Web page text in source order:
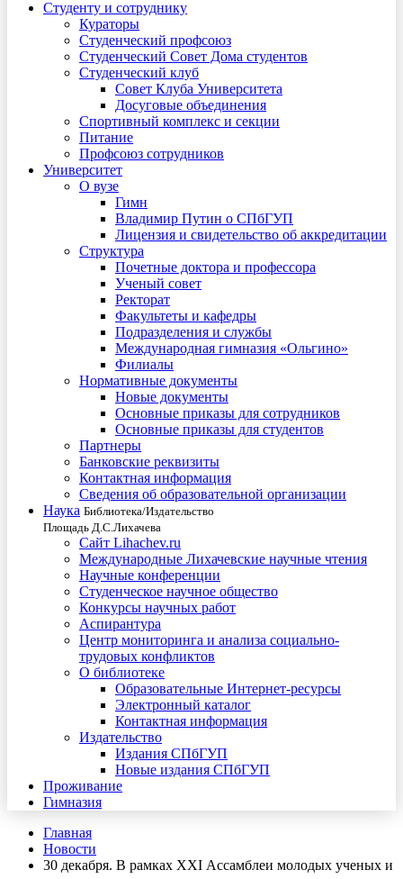
Студенту и сотруднику
Кураторы
Студенческий профсоюз
Студенческий Совет Дома студентов
Студенческий клуб
Совет Клуба Университета
Досуговые объединения
Спортивный комплекс и секции
Питание
Профсоюз сотрудников
Университет
О вузе
Гимн
Владимир Путин о СПбГУП
Лицензия и свидетельство об аккредитации
Структура
Почетные доктора и профессора
Ученый совет
Ректорат
Факультеты и кафедры
Подразделения и службы
Международная гимназия «Ольгино»
Филиалы
Нормативные документы
Новые документы
Основные приказы для сотрудников
Основные приказы для студентов
Партнеры
Банковские реквизиты
Контактная информация
Сведения об образовательной организации
Наука Библиотека/Издательство
Площадь Д.С.Лихачева
Сайт Lihachev.ru
Международные Лихачевские научные чтения
Научные конференции
Студенческое научное общество
Конкурсы научных работ
Аспирантура
Центр мониторинга и анализа социально-
трудовых конфликтов
О библиотеке
Образовательные Интернет-ресурсы
Электронный каталог
Контактная информация
Издательство
Издания СПбГУП
Новые издания СПбГУП
Проживание
Гимназия
Главная
Новости
30 декабря. В рамках XXI Ассамблеи молодых ученых и